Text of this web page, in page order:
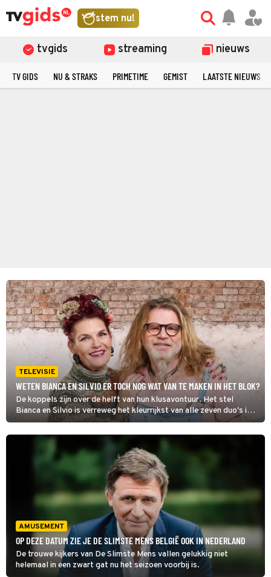
stem nu!
tvgids streaming nieuws
TV GIDS NU & STRAKS PRIMETIME GEMIST LAATSTE NIEUWS
TELEVISIE
WETEN BIANCA EN SILVIO ER TOCH NOG WAT VAN TE MAKEN IN HET BLOK?
De koppels zijn over de helft van hun klusavontuur. Het stel
Bianca en Silvio is verreweg het kleurrijkst van alle zeven duo's in
Het Blok, maar helaas voor hen ook het meest chaotisch. Dat
heeft al tot diverse problemen geleid.
AMUSEMENT
OP DEZE DATUM ZIE JE DE SLIMSTE MENS BELGIË OOK IN NEDERLAND
De trouwe kijkers van De Slimste Mens vallen gelukkig niet
helemaal in een zwart gat nu het seizoen voorbij is.